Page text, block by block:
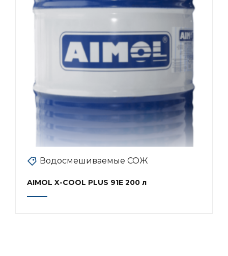
Водосмешиваемые СОЖ
AIMOL X-COOL PLUS 91E 200 л